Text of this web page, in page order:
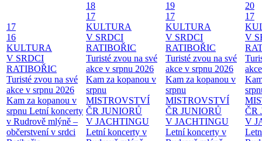
17
16
KULTURA
V SRDCI
RATIBOŘIC
Turisté zvou na své
akce v srpnu 2026
Kam za kopanou v
srpnu Letní koncerty
v Rudrově mlýně –
občerstvení v srdci
18
17
KULTURA
V SRDCI
RATIBOŘIC
Turisté zvou na své
akce v srpnu 2026
Kam za kopanou v
srpnu
MISTROVSTVÍ
ČR JUNIORŮ
V JACHTINGU
Letní koncerty v
19
17
KULTURA
V SRDCI
RATIBOŘIC
Turisté zvou na své
akce v srpnu 2026
Kam za kopanou v
srpnu
MISTROVSTVÍ
ČR JUNIORŮ
V JACHTINGU
Letní koncerty v
20
17
V
ČR
V